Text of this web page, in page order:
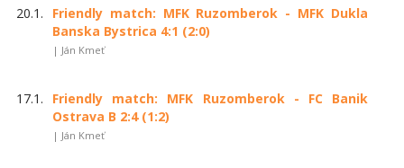
20.1.
Friendly match: MFK Ruzomberok - MFK Dukla
Banska Bystrica 4:1 (2:0)
| Ján Kmeť
17.1.
Friendly match: MFK Ruzomberok - FC Banik
Ostrava B 2:4 (1:2)
| Ján Kmeť